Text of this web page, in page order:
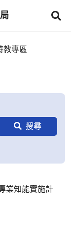
教專區
業知能實施計